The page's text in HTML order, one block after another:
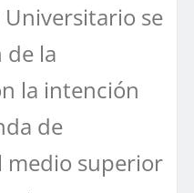
Universitario se
de la
la intención
de
medio superior